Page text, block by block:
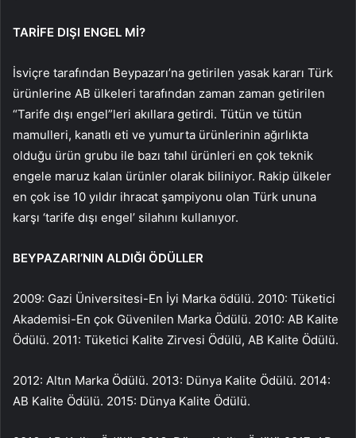
TARİFE DIŞI ENGEL Mİ?
İsviçre tarafından Beypazarı’na getirilen yasak kararı Türk
ürünlerine AB ülkeleri tarafından zaman zaman getirilen
“Tarife dışı engel”leri akıllara getirdi. Tütün ve tütün
mamulleri, kanatlı eti ve yumurta ürünlerinin ağırlıkta
olduğu ürün grubu ile bazı tahıl ürünleri en çok teknik
engele maruz kalan ürünler olarak biliniyor. Rakip ülkeler
en çok ise 10 yıldır ihracat şampiyonu olan Türk ununa
karşı ‘tarife dışı engel’ silahını kullanıyor.
BEYPAZARI’NIN ALDIĞI ÖDÜLLER
2009: Gazi Üniversitesi-En İyi Marka ödülü. 2010: Tüketici
Akademisi-En çok Güvenilen Marka Ödülü. 2010: AB Kalite
Ödülü. 2011: Tüketici Kalite Zirvesi Ödülü, AB Kalite Ödülü.
2012: Altın Marka Ödülü. 2013: Dünya Kalite Ödülü. 2014:
AB Kalite Ödülü. 2015: Dünya Kalite Ödülü.